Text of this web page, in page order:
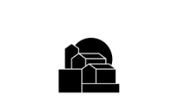
la
nouvelle
citadine